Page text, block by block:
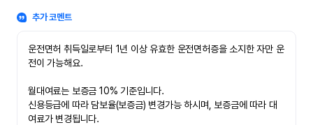
추가 코멘트
운전면허 취득일로부터 1년 이상 유효한 운전면허증을 소지한 자만 운
전이 가능해요.
월대여료는 보증금 10% 기준입니다.
신용등급에 따라 담보율(보증금) 변경가능 하시며, 보증금에 따라 대
여료가 변경됩니다.